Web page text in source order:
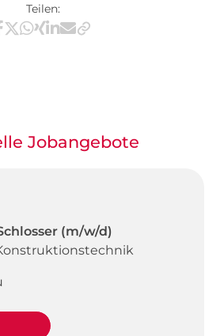
Teilen:
via Facebook
Teilen via X / Twitter
Teilen via WhatsApp
Teilen via Xing
Teilen via LinkedIn
Teilen via E-Mail
Jobangebote
(m/w/d)